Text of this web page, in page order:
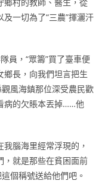
一切為了“三農”揮灑汗
員，“眾籌”買了臺車便
鄉長，向我們坦言把生
風海鎮那位深受農民歡
病的欠賬本丟掉……他
腦海里經常浮現的，
，就是那些在貧困面前
個稱號送給他們吧。